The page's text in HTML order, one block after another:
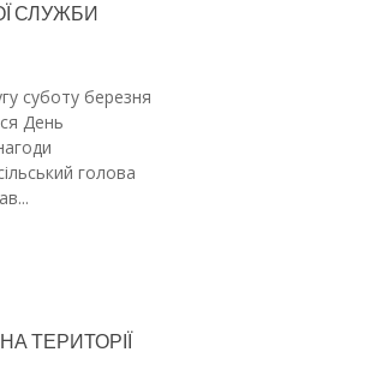
СЛУЖБИ
суботу березня
День
голова
ТЕРИТОРІЇ